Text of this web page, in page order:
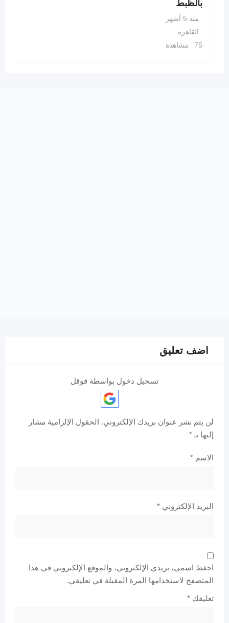
بالظبط
منذ 5 أشهر
القاهرة
75 مشاهدة
اضف تعليق
تسجيل دخول بواسطة قوقل
لن يتم نشر عنوان بريدك الإلكتروني. الحقول الإلزامية مشار
إليها بـ *
الاسم *
البريد الإلكتروني *
احفظ اسمي، بريدي الإلكتروني، والموقع الإلكتروني في هذا
المتصفح لاستخدامها المرة المقبلة في تعليقي.
تعليقك *